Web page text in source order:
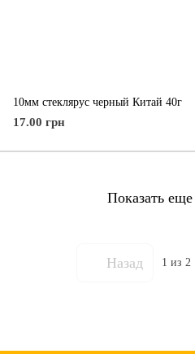
10мм стеклярус черный Китай 40г
17.00 грн
Показать
Назад 1 из 2